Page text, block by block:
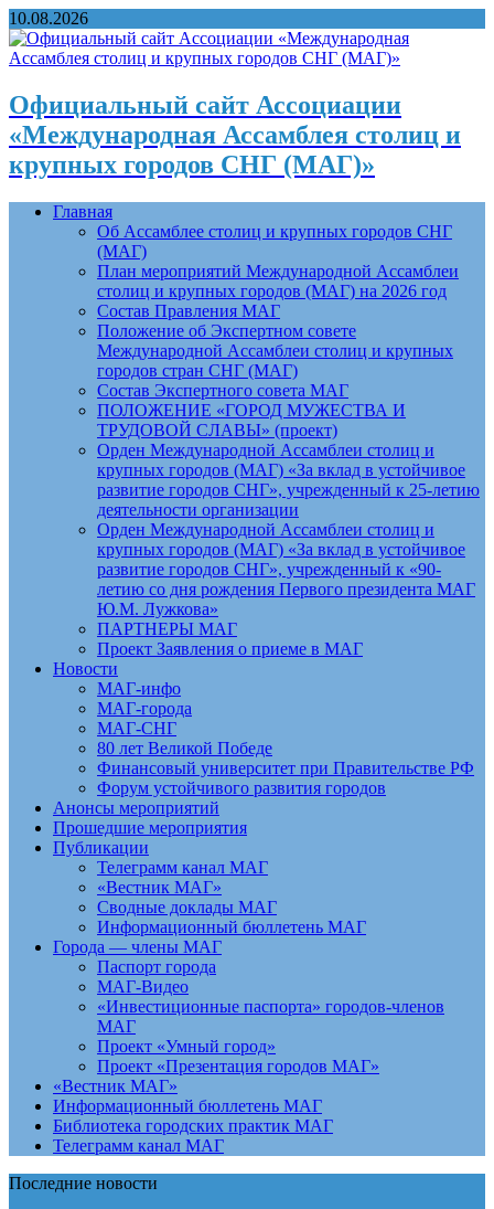
10.08.2026
Официальный сайт Ассоциации
«Международная Ассамблея столиц и
крупных городов СНГ (МАГ)»
Главная
Об Ассамблее столиц и крупных городов СНГ
(МАГ)
План мероприятий Международной Ассамблеи
столиц и крупных городов (МАГ) на 2026 год
Состав Правления МАГ
Положение об Экспертном совете
Международной Ассамблеи столиц и крупных
городов стран СНГ (МАГ)
Состав Экспертного совета МАГ
ПОЛОЖЕНИЕ «ГОРОД МУЖЕСТВА И
ТРУДОВОЙ СЛАВЫ» (проект)
Орден Международной Ассамблеи столиц и
крупных городов (МАГ) «За вклад в устойчивое
развитие городов СНГ», учрежденный к 25-летию
деятельности организации
Орден Международной Ассамблеи столиц и
крупных городов (МАГ) «За вклад в устойчивое
развитие городов СНГ», учрежденный к «90-
летию со дня рождения Первого президента МАГ
Ю.М. Лужкова»
ПАРТНЕРЫ МАГ
Проект Заявления о приеме в МАГ
Новости
МАГ-инфо
МАГ-города
МАГ-СНГ
80 лет Великой Победе
Финансовый университет при Правительстве РФ
Форум устойчивого развития городов
Анонсы мероприятий
Прошедшие мероприятия
Публикации
Телеграмм канал МАГ
«Вестник МАГ»
Сводные доклады МАГ
Информационный бюллетень МАГ
Города — члены МАГ
Паспорт города
МАГ-Видео
«Инвестиционные паспорта» городов-членов
МАГ
Проект «Умный город»
Проект «Презентация городов МАГ»
«Вестник МАГ»
Информационный бюллетень МАГ
Библиотека городских практик МАГ
Телеграмм канал МАГ
Последние новости